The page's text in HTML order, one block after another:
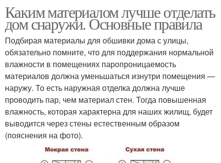
Каким материалом лучше отделать
дом снаружи. Основные правила
Подбирая материалы для обшивки дома с улицы,
обязательно помните, что для поддержания нормальной
влажности в помещениях паропроницаемость
материалов должна уменьшаться изнутри помещения —
наружу. То есть наружная отделка должна лучше
проводить пар, чем материал стен. Тогда повышенная
влажность, которая характерна для наших жилищ, будет
выводится через стены естественным образом
(пояснения на фото).